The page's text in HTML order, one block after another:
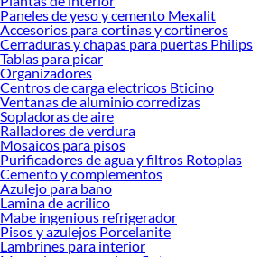
Paneles de yeso y cemento Mexalit
Accesorios para cortinas y cortineros
Cerraduras y chapas para puertas Philips
Tablas para picar
Organizadores
Centros de carga electricos Bticino
Ventanas de aluminio corredizas
Sopladoras de aire
Ralladores de verdura
Mosaicos para pisos
Purificadores de agua y filtros Rotoplas
Cemento y complementos
Azulejo para bano
Lamina de acrilico
Mabe ingenious refrigerador
Pisos y azulejos Porcelanite
Lambrines para interior